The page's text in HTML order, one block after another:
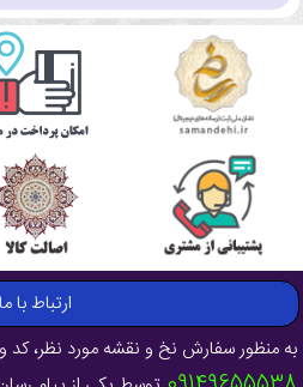
ارتباط با ما
به منظور سفارش نخ و نقشه مورد نظر،